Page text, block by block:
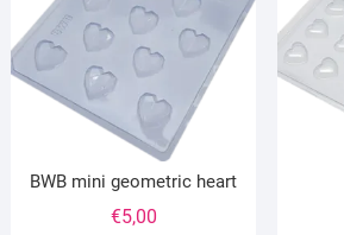
BWB mini geometric heart
€5,00